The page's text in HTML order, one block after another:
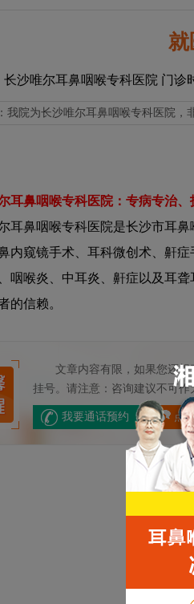
就
长沙唯尔耳鼻咽喉专科医院 门诊
我院为长沙唯尔耳鼻咽喉专科医院，
耳鼻咽喉专科医院：专病专治
鼻咽喉专科医院是长沙市耳鼻
内窥镜手术、耳科微创术、鼾
咽喉炎、中耳炎、鼾症以及耳
的信赖。
文章内容有限，如果您还
挂号。请注意：咨询建议不可
我要通话预约 点
资
讯
道